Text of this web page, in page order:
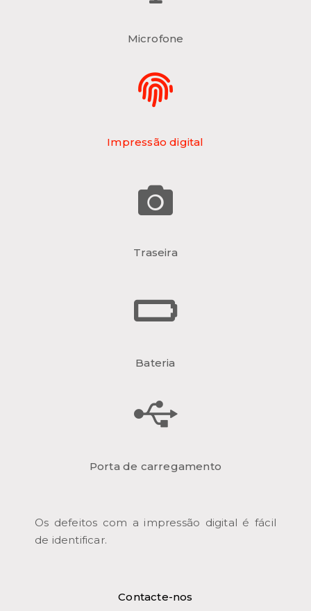
Microfone
Impressão digital
Traseira
Bateria
Porta de carregamento
Os defeitos com a impressão digital é fácil
de identificar.
Contacte-nos